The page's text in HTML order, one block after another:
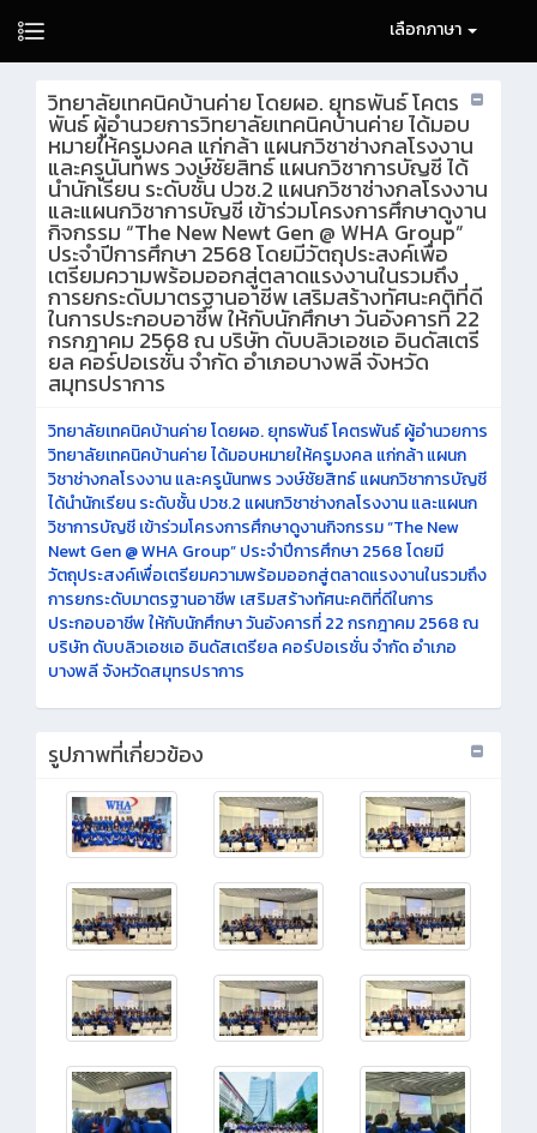
เลือกภาษา
วิทยาลัยเทคนิคบ้านค่าย โดยผอ. ยุทธพันธ์ โคตร
พันธ์ ผู้อำนวยการวิทยาลัยเทคนิคบ้านค่าย ได้มอบ
หมายให้ครูมงคล แก่กล้า แผนกวิชาช่างกลโรงงาน
และครูนันทพร วงษ์ชัยสิทธ์ แผนกวิชาการบัญชี ได้
นำนักเรียน ระดับชั้น ปวช.2 แผนกวิชาช่างกลโรงงาน
และแผนกวิชาการบัญชี เข้าร่วมโครงการศึกษาดูงาน
กิจกรรม “The New Newt Gen @ WHA Group”
ประจำปีการศึกษา 2568 โดยมีวัตถุประสงค์เพื่อ
เตรียมความพร้อมออกสู่ตลาดแรงงานในรวมถึง
การยกระดับมาตรฐานอาชีพ เสริมสร้างทัศนะคติที่ดี
ในการประกอบอาชีพ ให้กับนักศึกษา วันอังคารที่ 22
กรกฎาคม 2568 ณ บริษัท ดับบลิวเอชเอ อินดัสเตรี
ยล คอร์ปอเรชั่น จำกัด อำเภอบางพลี จังหวัด
สมุทรปราการ
วิทยาลัยเทคนิคบ้านค่าย โดยผอ. ยุทธพันธ์ โคตรพันธ์ ผู้อำนวยการ
วิทยาลัยเทคนิคบ้านค่าย ได้มอบหมายให้ครูมงคล แก่กล้า แผนก
วิชาช่างกลโรงงาน และครูนันทพร วงษ์ชัยสิทธ์ แผนกวิชาการบัญชี
ได้นำนักเรียน ระดับชั้น ปวช.2 แผนกวิชาช่างกลโรงงาน และแผนก
วิชาการบัญชี เข้าร่วมโครงการศึกษาดูงานกิจกรรม “The New
Newt Gen @ WHA Group” ประจำปีการศึกษา 2568 โดยมี
วัตถุประสงค์เพื่อเตรียมความพร้อมออกสู่ตลาดแรงงานในรวมถึง
การยกระดับมาตรฐานอาชีพ เสริมสร้างทัศนะคติที่ดีในการ
ประกอบอาชีพ ให้กับนักศึกษา วันอังคารที่ 22 กรกฎาคม 2568 ณ
บริษัท ดับบลิวเอชเอ อินดัสเตรียล คอร์ปอเรชั่น จำกัด อำเภอ
บางพลี จังหวัดสมุทรปราการ
รูปภาพที่เกี่ยวข้อง